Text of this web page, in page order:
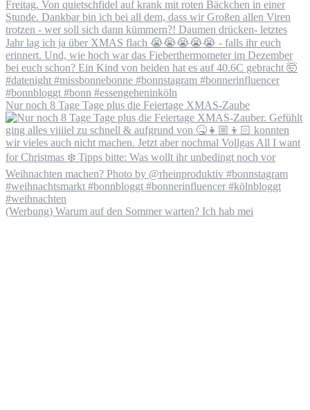
Nur noch 8 Tage Tage plus die Feiertage XMAS-Zaube
(Werbung) Warum auf den Sommer warten? Ich hab mei